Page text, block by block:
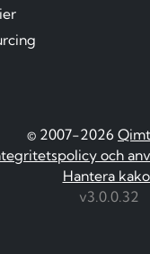
© 2007-2026
och
Hantera
v3.0.0.32